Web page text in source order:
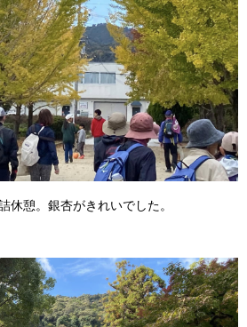
休憩。銀杏がきれいでした。